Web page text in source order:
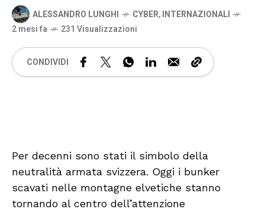
ALESSANDRO LUNGHI CYBER,INTERNAZIONALI
2 mesi fa
231 Visualizzazioni
CONDIVIDI
Per decenni sono stati il simbolo della
neutralità armata svizzera. Oggi i bunker
scavati nelle montagne elvetiche stanno
tornando al centro dell’attenzione